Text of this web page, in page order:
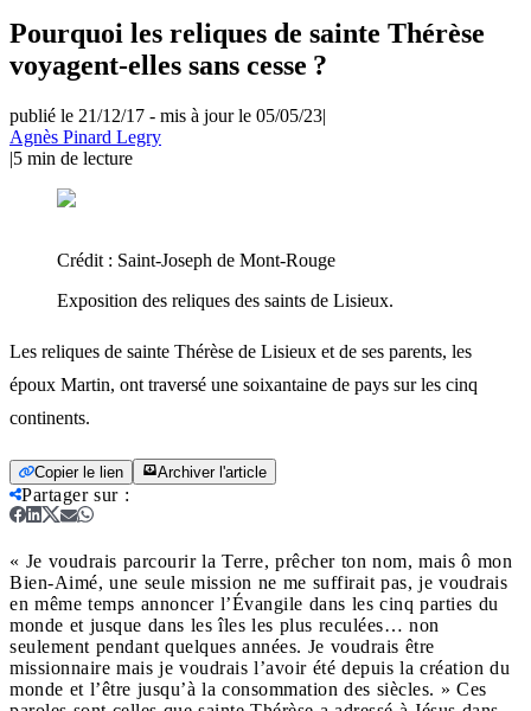
Pourquoi les reliques de sainte Thérèse
voyagent-elles sans cesse ?
publié le 21/12/17 - mis à jour le 05/05/23|
Agnès Pinard Legry
|5 min de lecture
Crédit : Saint-Joseph de Mont-Rouge
Exposition des reliques des saints de Lisieux.
Les reliques de sainte Thérèse de Lisieux et de ses parents, les
époux Martin, ont traversé une soixantaine de pays sur les cinq
continents.
Copier le lien Archiver l'article
Partager sur:
« Je voudrais parcourir la Terre, prêcher ton nom, mais ô mon
Bien-Aimé, une seule mission ne me suffirait pas, je voudrais
en même temps annoncer l’Évangile dans les cinq parties du
monde et jusque dans les îles les plus reculées… non
seulement pendant quelques années. Je voudrais être
missionnaire mais je voudrais l’avoir été depuis la création du
monde et l’être jusqu’à la consommation des siècles. » Ces